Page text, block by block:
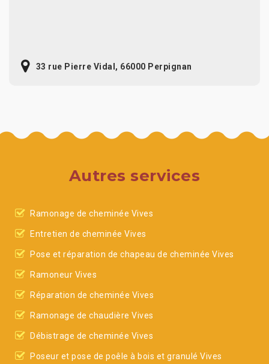
33 rue Pierre Vidal, 66000 Perpignan
Autres services
Ramonage de cheminée Vives
Entretien de cheminée Vives
Pose et réparation de chapeau de cheminée Vives
Ramoneur Vives
Réparation de cheminée Vives
Ramonage de chaudière Vives
Débistrage de cheminée Vives
Poseur et pose de poêle à bois et granulé Vives